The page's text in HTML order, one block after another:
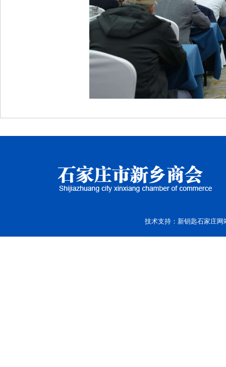
技术支持： 新钥匙石家庄网